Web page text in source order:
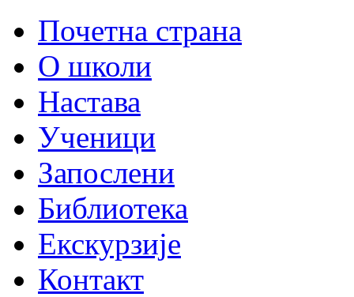
Почетна страна
О школи
Настава
Ученици
Запослени
Библиотека
Екскурзије
Контакт